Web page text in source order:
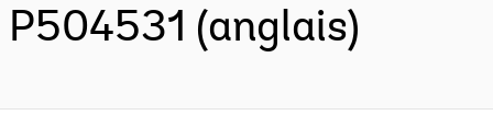
P504531 (anglais)